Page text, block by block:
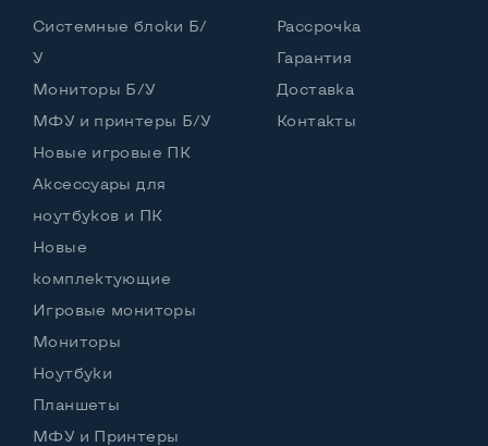
Материал корпусаПластик
Русские и украинские буквы на клавиатуре
Полноразмерная клавиатура NumberPad
Оптический привод
Операционная система
Разъемы подключения:
Выход VGA
Выход Display port
Системные блоки Б/
У
Мониторы Б/У
МФУ и принтеры Б/У
Новые игровые ПК
Аксессуары для
ноутбуков и ПК
Новые
комплектующие
Игровые мониторы
Мониторы
Ноутбуки
Планшеты
МФУ и Принтеры
Рассрочка
Гарантия
Доставка
Контакты